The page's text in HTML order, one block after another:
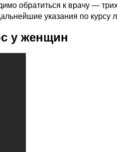
обратиться к врачу —
указания по курсу
у женщин